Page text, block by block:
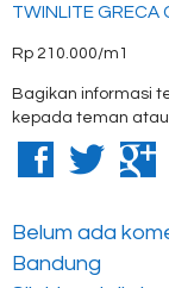
TWINLITE GRECA
Rp 210.000/m1
Bagikan informasi
kepada teman
Belum ada
Bandung